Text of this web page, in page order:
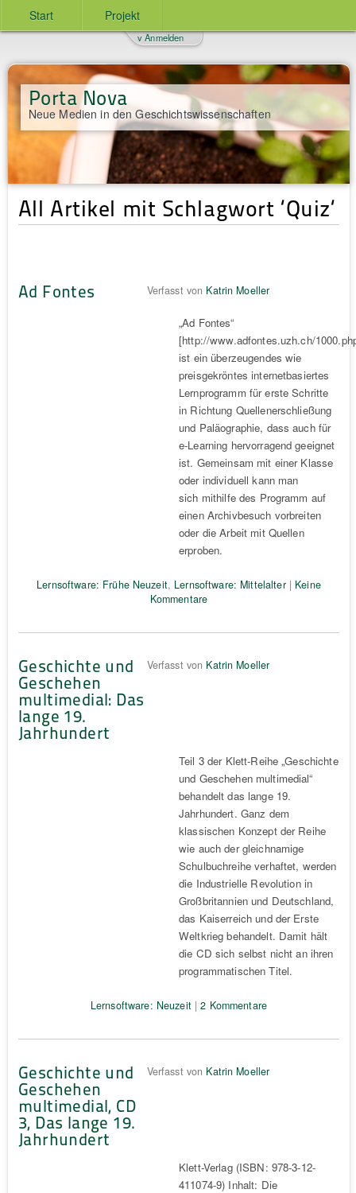
Start Projekt
Porta Nova
Neue Medien in den Geschichtswissenschaften
v Anmelden
All Artikel mit Schlagwort ‘Quiz‘
Ad Fontes Verfasst von Katrin Moeller
„Ad Fontes“
[http://www.adfontes.uzh.ch/
ist ein überzeugendes wie
preisgekröntes internetbasiertes
Lernprogramm für erste Schritte
in Richtung Quellenerschließung
und Paläographie, dass auch für
e-Learning hervorragend geeignet
ist. Gemeinsam mit einer Klasse
oder individuell kann man
sich mithilfe des Programm auf
einen Archivbesuch vorbreiten
oder die Arbeit mit Quellen
erproben.
Lernsoftware: Frühe Neuzeit, Lernsoftware: Mittelalter| Keine
Kommentare
Geschichte und
Geschehen
multimedial: Das
lange 19.
Jahrhundert
Verfasst von Katrin Moeller
Teil 3 der Klett-Reihe „Geschichte
und Geschehen multimedial“
behandelt das lange 19.
Jahrhundert. Ganz dem
klassischen Konzept der Reihe
wie auch der gleichnamige
Schulbuchreihe verhaftet, werden
die Industrielle Revolution in
Großbritannien und Deutschland,
das Kaiserreich und der Erste
Weltkrieg behandelt. Damit hält
die CD sich selbst nicht an ihren
programmatischen Titel.
Lernsoftware: Neuzeit|2 Kommentare
Geschichte und
Geschehen
multimedial, CD
3, Das lange 19.
Jahrhundert
Verfasst von Katrin Moeller
Klett-Verlag (ISBN: 978-3-12-
411074-9) Inhalt: Die